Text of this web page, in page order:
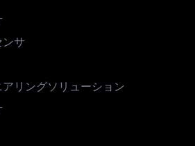
ンサ
リングソリューション